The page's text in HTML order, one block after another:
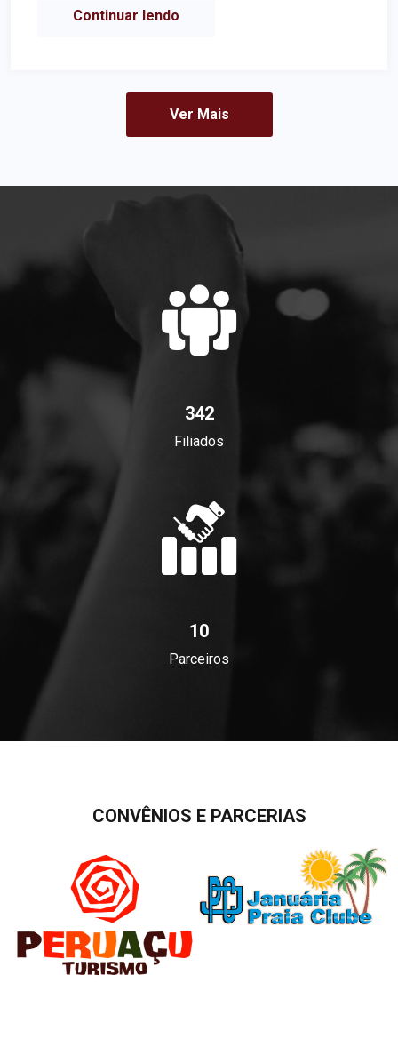
Continuar lendo
Ver Mais
342
Filiados
10
Parceiros
CONVÊNIOS E PARCERIAS